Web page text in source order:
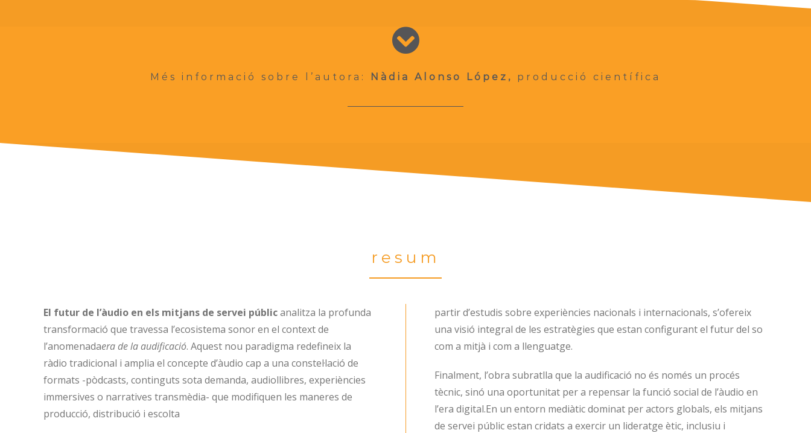
Més informació sobre l’autora: Nàdia Alonso López , producció científica
resum
El futur de l’àudio en els mitjans de servei públicanalitza la profunda
transformació que travessa l’ecosistema sonor en el context de
l’anomenadaera de la audificació. Aquest nou paradigma redefineix la
ràdio tradicional i amplia el concepte d’àudio cap a una constel·lació de
formats -pòdcasts, continguts sota demanda, audiollibres, experiències
immersives o narratives transmèdia- que modifiquen les maneres de
producció, distribució i escolta
partir d’estudis sobre experiències nacionals i internacionals, s’ofereix
una visió integral de les estratègies que estan configurant el futur del so
com a mitjà i com a llenguatge.
Finalment, l’obra subratlla que la audificació no és només un procés
tècnic, sinó una oportunitat per a repensar la funció social de l’àudio en
l’era digital.En un entorn mediàtic dominat per actors globals, els mitjans
de servei públic estan cridats a exercir un lideratge ètic, inclusiu i